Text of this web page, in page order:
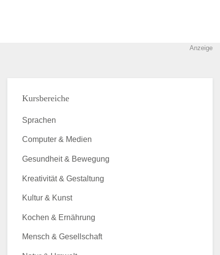
Anzeige
Kursbereiche
Sprachen
Computer & Medien
Gesundheit & Bewegung
Kreativität & Gestaltung
Kultur & Kunst
Kochen & Ernährung
Mensch & Gesellschaft